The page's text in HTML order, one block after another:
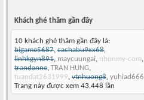
Khách ghé thăm gần đây
10 khách ghé thăm gần đây là:
bigame5687, cachabu9xx68,
linhkgyn891, maycuungai, nhonmy-com,
trandanne, TRAN HUNG,
tuandat2631999, vtnhuong8, yuhiad666
Trang này được xem 43,448 lần